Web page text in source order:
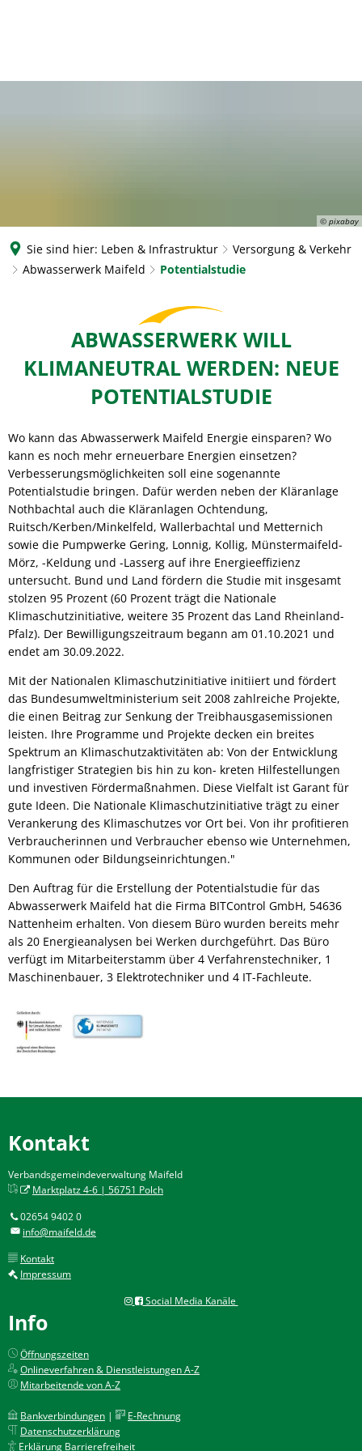
© pixabay
Sie sind hier: Leben & Infrastruktur
Versorgung & Verkehr
Abwasserwerk Maifeld
Potentialstudie
Potentialstudie
ABWASSERWERK WILL
KLIMANEUTRAL WERDEN: NEUE
POTENTIALSTUDIE
Wo kann das Abwasserwerk Maifeld Energie einsparen? Wo
kann es noch mehr erneuerbare Energien einsetzen?
Verbesserungsmöglichkeiten soll eine sogenannte
Potentialstudie bringen. Dafür werden neben der Kläranlage
Nothbachtal auch die Kläranlagen Ochtendung,
Ruitsch/Kerben/Minkelfeld, Wallerbachtal und Metternich
sowie die Pumpwerke Gering, Lonnig, Kollig, Münstermaifeld-
Mörz, -Keldung und -Lasserg auf ihre Energieeffizienz
untersucht. Bund und Land fördern die Studie mit insgesamt
stolzen 95 Prozent (60 Prozent trägt die Nationale
Klimaschutzinitiative, weitere 35 Prozent das Land Rheinland-
Pfalz). Der Bewilligungszeitraum begann am 01.10.2021 und
endet am 30.09.2022.
Mit der Nationalen Klimaschutzinitiative initiiert und fördert
das Bundesumweltministerium seit 2008 zahlreiche Projekte,
die einen Beitrag zur Senkung der Treibhausgasemissionen
leisten. Ihre Programme und Projekte decken ein breites
Spektrum an Klimaschutzaktivitäten ab: Von der Entwicklung
langfristiger Strategien bis hin zu kon- kreten Hilfestellungen
und investiven Fördermaßnahmen. Diese Vielfalt ist Garant für
gute Ideen. Die Nationale Klimaschutzinitiative trägt zu einer
Verankerung des Klimaschutzes vor Ort bei. Von ihr profitieren
Verbraucherinnen und Verbraucher ebenso wie Unternehmen,
Kommunen oder Bildungseinrichtungen."
Den Auftrag für die Erstellung der Potentialstudie für das
Abwasserwerk Maifeld hat die Firma BITControl GmbH, 54636
Nattenheim erhalten. Von diesem Büro wurden bereits mehr
als 20 Energieanalysen bei Werken durchgeführt. Das Büro
verfügt im Mitarbeiterstamm über 4 Verfahrenstechniker, 1
Maschinenbauer, 3 Elektrotechniker und 4 IT-Fachleute.
Kontakt
Verbandsgemeindeverwaltung Maifeld
Marktplatz 4-6 | 56751 Polch
02654 9402 0
info@maifeld.de
Kontakt
Impressum
Social Media Kanäle
Info
Öffnungszeiten
Onlineverfahren & Dienstleistungen A-Z
Mitarbeitende von A-Z
Bankverbindungen |
E-Rechnung
Datenschutzerklärung
Erklärung Barrierefreiheit